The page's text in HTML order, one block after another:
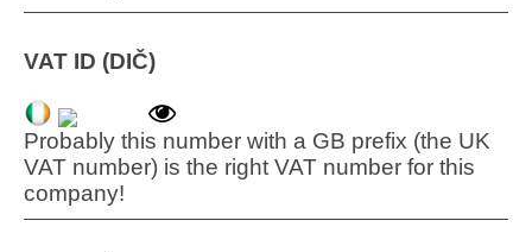
VAT ID (DIČ)
Probably this number with a GB prefix (the UK
VAT number) is the right VAT number for this
company!